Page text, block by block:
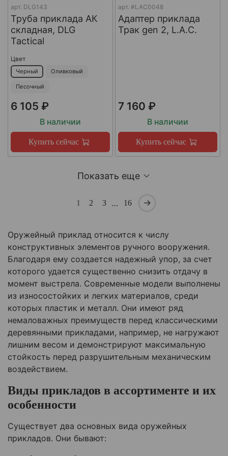
арт. DLG143
Труба приклада АК
складная, DLG
Tactical
Цвет
Черный Оливковый
Песочный
6 105 ₽
В наличии
Купить сейчас
арт. #LAC0048
Адаптер приклада
Трак gen 2, L.A.C.
7 160 ₽
В наличии
Купить сейчас
Показать еще
1 2 3 … 16
Оружейный приклад относится к числу
конструктивных элементов ручного вооружения.
Благодаря ему создается надежный упор, за счет
которого удается существенно снизить отдачу в
момент выстрела. Современные модели выполнены
из износостойких и легких материалов, среди
которых пластик и металл. Они имеют ряд
немаловажных преимуществ перед классическими
деревянными прикладами, например, не нагружают
лишним весом и демонстрируют максимальную
стойкость перед разрушительным механическим
воздействием.
Виды прикладов в ассортименте и их
особенности
Существует два основных вида оружейных
прикладов. Они бывают: